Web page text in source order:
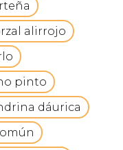
alirrojo
pinto
dáurica